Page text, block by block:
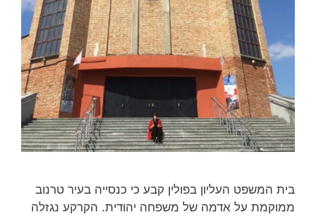
בית המשפט העליון בפולין קבע כי כנסייה בעיר טרנוב
ממוקמת על אדמה של משפחה יהודית. הקרקע נגזלה